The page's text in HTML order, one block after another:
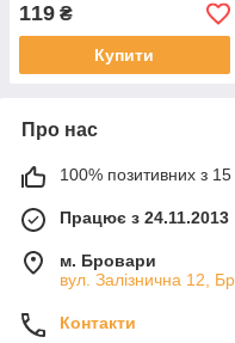
119 ₴
Купити
Про нас
100% позитивних з 15
Працює з 24.11.2013
м. Бровари
вул. Залізнична 12,
Контакти